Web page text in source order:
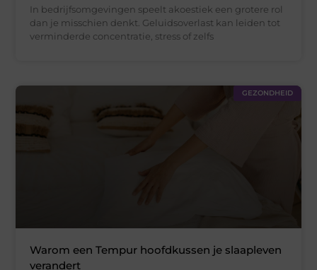
In bedrijfsomgevingen speelt akoestiek een grotere rol
dan je misschien denkt. Geluidsoverlast kan leiden tot
verminderde concentratie, stress of zelfs
GEZONDHEID
Warom een Tempur hoofdkussen je slaapleven
verandert